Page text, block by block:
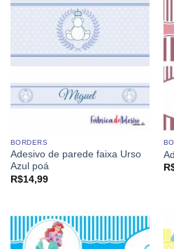
BORDERS
Adesivo de parede faixa Urso
Azul poá
R$14,99